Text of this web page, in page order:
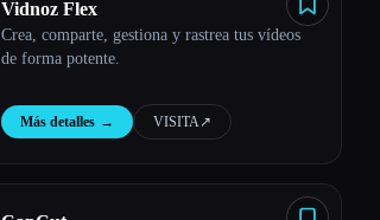
Vidnoz Flex
Crea, comparte, gestiona y rastrea tus vídeos
de forma potente.
Más detalles → VISITA↗︎